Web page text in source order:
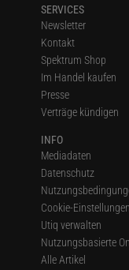
SERVICES
Newsletter
Kontakt
Spektrum Shop
Im Handel kaufen
Presse
Verträge kündigen
INFO
Mediadaten
Datenschutz
Cookie-Einstellungen
Utiq verwalten
Nutzungsbasierte
Alle Artikel